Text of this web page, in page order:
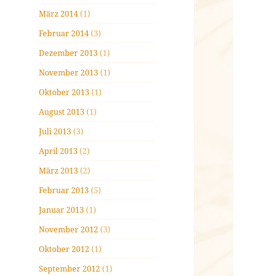
März 2014 (1)
Februar 2014 (3)
Dezember 2013 (1)
November 2013 (1)
Oktober 2013 (1)
August 2013 (1)
Juli 2013 (3)
April 2013 (2)
März 2013 (2)
Februar 2013 (5)
Januar 2013 (1)
November 2012 (3)
Oktober 2012 (1)
September 2012 (1)